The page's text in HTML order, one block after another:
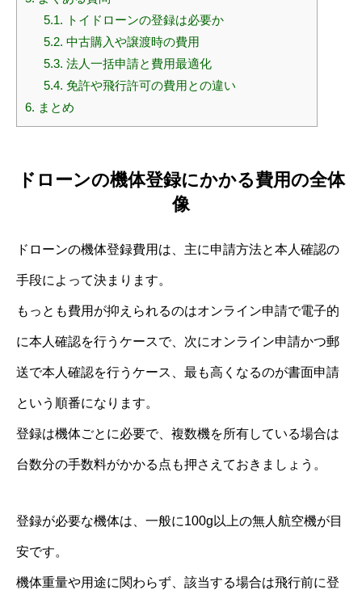
5.1. トイドローンの登録は必要か
5.2. 中古購入や譲渡時の費用
5.3. 法人一括申請と費用最適化
5.4. 免許や飛行許可の費用との違い
6. まとめ
ドローンの機体登録にかかる費用の全体
像
ドローンの機体登録費用は、主に申請方法と本人確認の
手段によって決まります。
もっとも費用が抑えられるのはオンライン申請で電子的
に本人確認を行うケースで、次にオンライン申請かつ郵
送で本人確認を行うケース、最も高くなるのが書面申請
という順番になります。
登録は機体ごとに必要で、複数機を所有している場合は
台数分の手数料がかかる点も押さえておきましょう。
登録が必要な機体は、一般に100g以上の無人航空機が目
安です。
機体重量や用途に関わらず、該当する場合は飛行前に登